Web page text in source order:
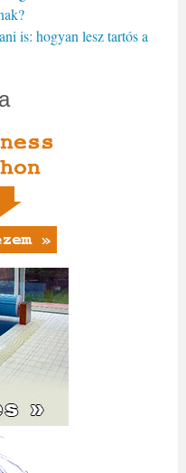
is: hogyan lesz tartós a